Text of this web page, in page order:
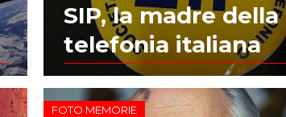
SIP, la madre della
telefonia italiana
FOTO MEMORIE